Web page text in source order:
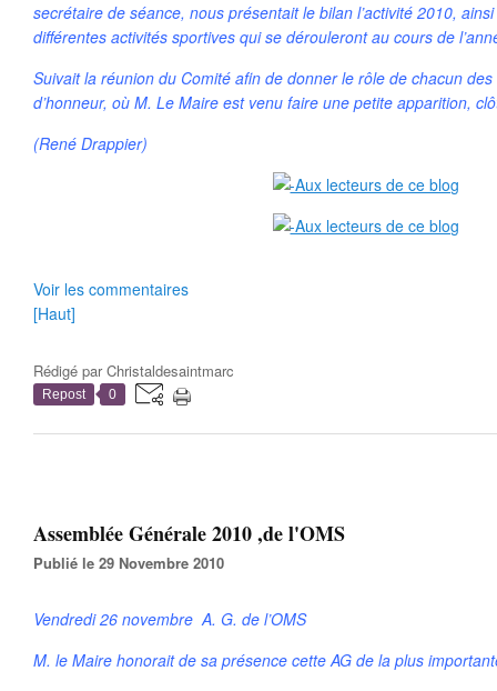
secrétaire de séance, nous présentait le bilan l’activité 2010,
différentes activités sportives qui se dérouleront au cours de
Suivait la réunion du Comité afin de donner le rôle de chacun
d’honneur, où M. Le Maire est venu faire une petite apparition,
(René Drappier)
Voir les commentaires
[Haut]
Rédigé parChristaldesaintmarc
Repost 0
Assemblée Générale 2010 ,de l'OMS
Publié le 29 Novembre 2010
Vendredi 26 novembre A. G. de l’OMS
M. le Maire honorait de sa présence cette AG de la plus